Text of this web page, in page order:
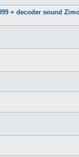
+ decoder sound